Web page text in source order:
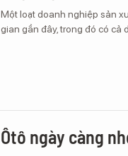
Một loạt doanh nghiệp sản
gian gần đây, trong đó có cả
Ôtô ngày càng